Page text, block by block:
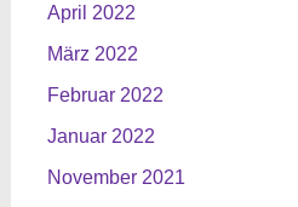
April 2022
März 2022
Februar 2022
Januar 2022
November 2021